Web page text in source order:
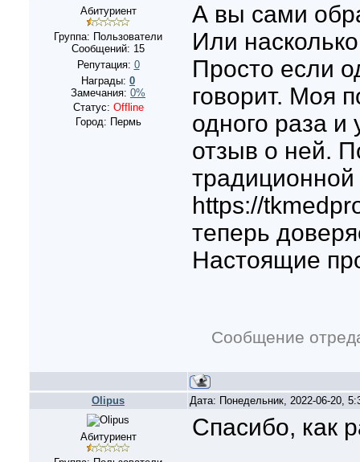
Абитуриент
Группа: Пользователи
Сообщений: 15
Репутация: 0
Награды: 0
Замечания: 0%
Статус: Offline
Город: Пермь
А вы сами
Или
Просто если
говорит. Моя
одного раза и
отзыв о ней.
https://
теперь
Настоящие
Сообщение
Olipus Дата: Понедельник, 2022-06-20,
Абитуриент Спасибо, как